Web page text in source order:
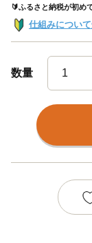
🔰ふるさと納税が初め
仕組みについ
数量